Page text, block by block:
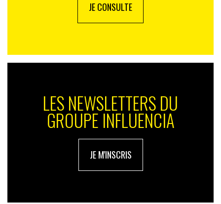
JE CONSULTE
LES NEWSLETTERS DU
GROUPE INFLUENCIA
JE M'INSCRIS